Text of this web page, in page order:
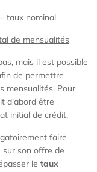
taux nominal
de mensualités
mais il est possible
de permettre
mensualités. Pour
d’abord être
initial de crédit.
faire
sur son offre de
le taux